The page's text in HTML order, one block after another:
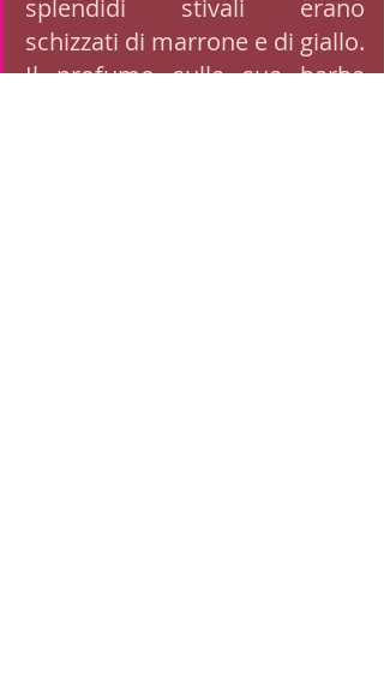
splendidi stivali erano
schizzati di marrone e di giallo.
Il profumo sulla sua barba